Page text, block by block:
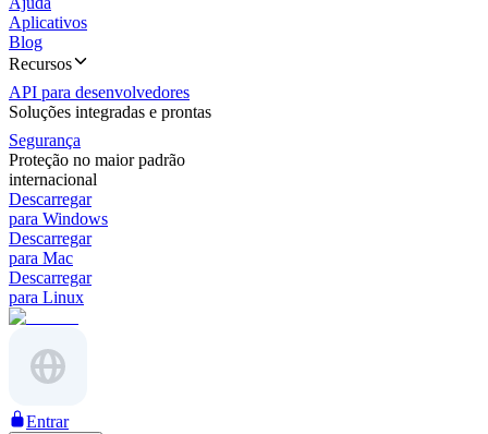
Aplicativos
Blog
Recursos
API para desenvolvedores
Soluções integradas e prontas
Segurança
Proteção no maior padrão
internacional
Descarregar
para Windows
Descarregar
para Mac
Descarregar
para Linux
Entrar